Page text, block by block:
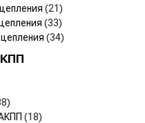
(21)
(33)
(34)
(18)